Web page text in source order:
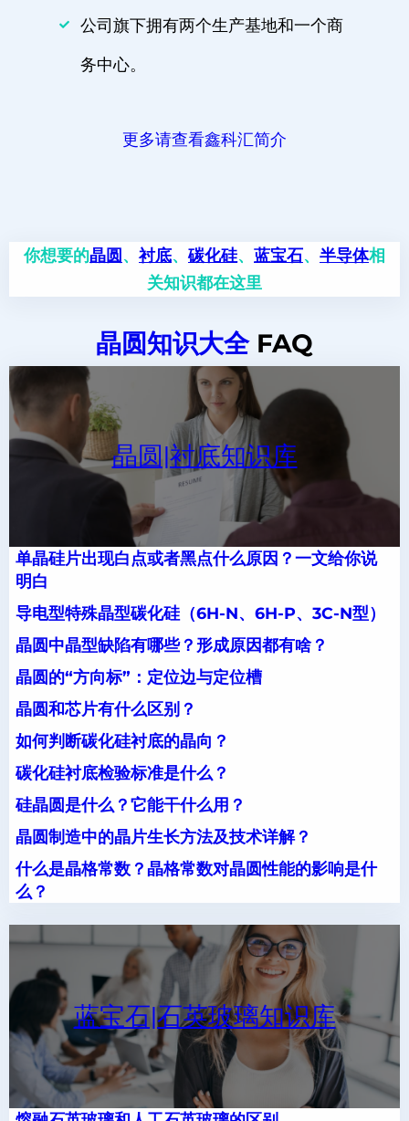
公司旗下拥有两个生产基地和一个商
务中心。
更多请查看鑫科汇简介
你想要的晶圆 、衬底、 碳化硅、 蓝宝石、 半导体相
关知识都在这里
晶圆知识大全FAQ
晶圆|衬底知识库
单晶硅片出现白点或者黑点什么原因？一文给你说
明白
导电型特殊晶型碳化硅（6H-N、6H-P、3C-N型）
晶圆中晶型缺陷有哪些？形成原因都有啥？
晶圆的“方向标”：定位边与定位槽
晶圆和芯片有什么区别？
如何判断碳化硅衬底的晶向？
碳化硅衬底检验标准是什么？
硅晶圆是什么？它能干什么用？
晶圆制造中的晶片生长方法及技术详解？
什么是晶格常数？晶格常数对晶圆性能的影响是什
么？
蓝宝石|石英玻璃知识库